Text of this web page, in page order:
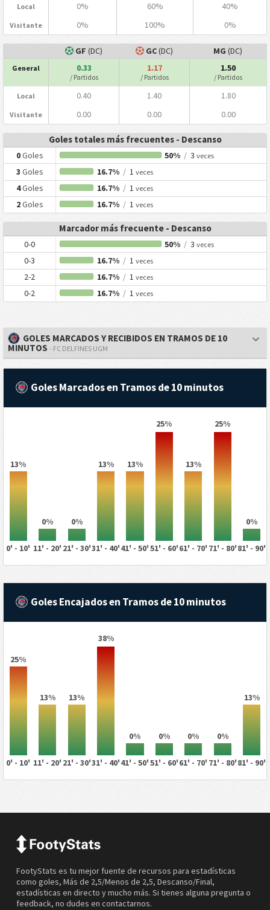
Local 0% 60% 40%
Visitante 0% 100% 0%
GF (DC) GC(DC) MG (DC)
General 0.33
/ Partidos
1.17
/ Partidos
1.50
/ Partidos
Local 0.40 1.40 1.80
Visitante 0.00 0.00 0.00
Goles totales más frecuentes - Descanso
0Goles 50% / 3veces
3 Goles 16.7% /1 veces
4Goles 16.7% /1 veces
2Goles 16.7% /1 veces
Marcador más frecuente - Descanso
0-0 50% / 3veces
0-3 16.7% /1 veces
2-2 16.7% /1 veces
0-2 16.7% /1 veces
GOLES MARCADOS Y RECIBIDOS EN TRAMOS DE 10
MINUTOS - FC DELFINES UGM
Goles Marcados en Tramos de 10 minutos
13%
0% 0%
13% 13%
25%
13%
25%
0%
0' - 10' 11' - 20' 21' - 30'31' - 40'41' - 50'51' - 60'61' - 70' 71' - 80'81' - 90'
Goles Encajados en Tramos de 10 minutos
25%
13% 13%
38%
0% 0% 0% 0%
13%
0' - 10' 11' - 20' 21' - 30'31' - 40'41' - 50'51' - 60'61' - 70' 71' - 80'81' - 90'
FootyStats es tu mejor fuente de recursos para estadísticas
como goles, Más de 2,5/Menos de 2,5, Descanso/Final,
estadísticas en directo y mucho más. Si tienes alguna pregunta o
feedback, no dudes en contactarnos.